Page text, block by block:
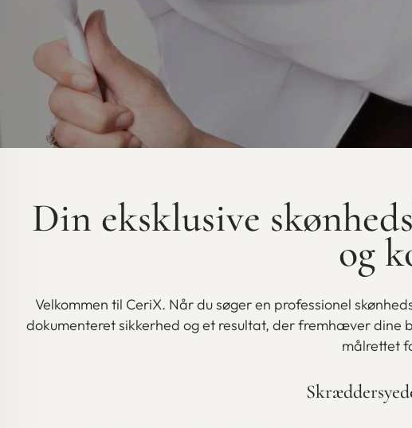
Din eksklusive
og
Velkommen til CeriX. Når du søger en professionel
dokumenteret sikkerhed og et resultat, der fremhæver
målrettet